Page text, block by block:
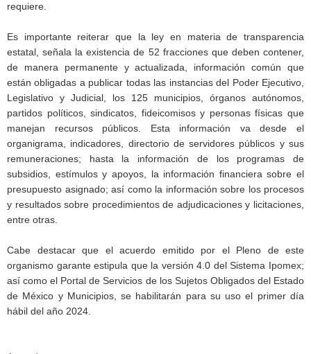
requiere.
Es importante reiterar que la ley en materia de transparencia
estatal, señala la existencia de 52 fracciones que deben contener,
de manera permanente y actualizada, información común que
están obligadas a publicar todas las instancias del Poder Ejecutivo,
Legislativo y Judicial, los 125 municipios, órganos autónomos,
partidos políticos, sindicatos, fideicomisos y personas físicas que
manejan recursos públicos. Esta información va desde el
organigrama, indicadores, directorio de servidores públicos y sus
remuneraciones; hasta la información de los programas de
subsidios, estímulos y apoyos, la información financiera sobre el
presupuesto asignado; así como la información sobre los procesos
y resultados sobre procedimientos de adjudicaciones y licitaciones,
entre otras.
Cabe destacar que el acuerdo emitido por el Pleno de este
organismo garante estipula que la versión 4.0 del Sistema Ipomex;
así como el Portal de Servicios de los Sujetos Obligados del Estado
de México y Municipios, se habilitarán para su uso el primer día
hábil del año 2024.